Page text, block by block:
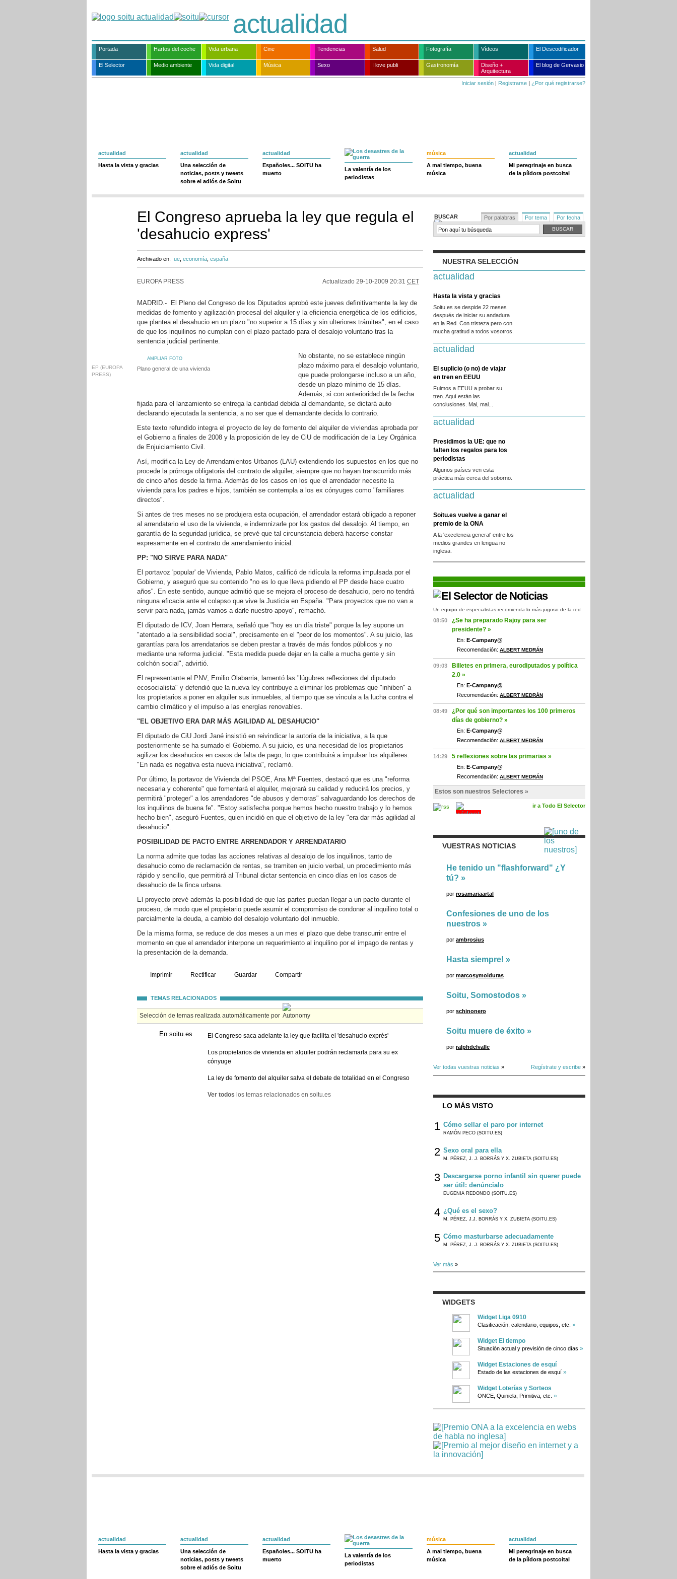
actualidad
Portada Hartos del coche Vida urbana Cine Tendencias Salud Fotografía Vídeos El Descodificador
El Selector Medio ambiente Vida digital Música Sexo I love publi Gastronomía
Diseño +
Arquitectura
El blog de Gervasio
Iniciar sesión | Registrarse | ¿Por qué registrarse?
actualidad
Hasta la vista y gracias
actualidad
Una selección de
noticias, posts y tweets
sobre el adiós de Soitu
actualidad
Españoles... SOITU ha
muerto
La valentía de los
periodistas
música
A mal tiempo, buena
música
actualidad
Mi peregrinaje en busca
de la píldora postcoital
El Congreso aprueba la ley que regula el
'desahucio express'
Archivado en: ue economía españa
EUROPA PRESS Actualizado 29-10-2009 20:31 CET
MADRID.- El Pleno del Congreso de los Diputados aprobó este jueves definitivamente la ley de
medidas de fomento y agilización procesal del alquiler y la eficiencia energética de los edificios,
que plantea el desahucio en un plazo "no superior a 15 días y sin ulteriores trámites", en el caso
de que los inquilinos no cumplan con el plazo pactado para el desalojo voluntario tras la
sentencia judicial pertinente.
AMPLIAR FOTO
EP (EUROPA
PRESS)
Plano general de una vivienda
No obstante, no se establece ningún
plazo máximo para el desalojo voluntario,
que puede prolongarse incluso a un año,
desde un plazo mínimo de 15 días.
Además, si con anterioridad de la fecha
fijada para el lanzamiento se entrega la cantidad debida al demandante, se dictará auto
declarando ejecutada la sentencia, a no ser que el demandante decida lo contrario.
Este texto refundido integra el proyecto de ley de fomento del alquiler de viviendas aprobada por
el Gobierno a finales de 2008 y la proposición de ley de CiU de modificación de la Ley Orgánica
de Enjuiciamiento Civil.
Así, modifica la Ley de Arrendamientos Urbanos (LAU) extendiendo los supuestos en los que no
procede la prórroga obligatoria del contrato de alquiler, siempre que no hayan transcurrido más
de cinco años desde la firma. Además de los casos en los que el arrendador necesite la
vivienda para los padres e hijos, también se contempla a los ex cónyuges como "familiares
directos".
Si antes de tres meses no se produjera esta ocupación, el arrendador estará obligado a reponer
al arrendatario el uso de la vivienda, e indemnizarle por los gastos del desalojo. Al tiempo, en
garantía de la seguridad jurídica, se prevé que tal circunstancia deberá hacerse constar
expresamente en el contrato de arrendamiento inicial.
PP: "NO SIRVE PARA NADA"
El portavoz 'popular' de Vivienda, Pablo Matos, calificó de ridícula la reforma impulsada por el
Gobierno, y aseguró que su contenido "no es lo que lleva pidiendo el PP desde hace cuatro
años". En este sentido, aunque admitió que se mejora el proceso de desahucio, pero no tendrá
ninguna eficacia ante el colapso que vive la Justicia en España. "Para proyectos que no van a
servir para nada, jamás vamos a darle nuestro apoyo", remachó.
El diputado de ICV, Joan Herrara, señaló que "hoy es un día triste" porque la ley supone un
"atentado a la sensibilidad social", precisamente en el "peor de los momentos". A su juicio, las
garantías para los arrendatarios se deben prestar a través de más fondos públicos y no
mediante una reforma judicial. "Esta medida puede dejar en la calle a mucha gente y sin
colchón social", advirtió.
El representante el PNV, Emilio Olabarria, lamentó las "lúgubres reflexiones del diputado
ecosocialista" y defendió que la nueva ley contribuye a eliminar los problemas que "inhiben" a
los propietarios a poner en alquiler sus inmuebles, al tiempo que se vincula a la lucha contra el
cambio climático y el impulso a las energías renovables.
"EL OBJETIVO ERA DAR MÁS AGILIDAD AL DESAHUCIO"
El diputado de CiU Jordi Jané insistió en reivindicar la autoría de la iniciativa, a la que
posteriormente se ha sumado el Gobierno. A su juicio, es una necesidad de los propietarios
agilizar los desahucios en casos de falta de pago, lo que contribuirá a impulsar los alquileres.
"En nada es negativa esta nueva iniciativa", reclamó.
Por último, la portavoz de Vivienda del PSOE, Ana Mª Fuentes, destacó que es una "reforma
necesaria y coherente" que fomentará el alquiler, mejorará su calidad y reducirá los precios, y
permitirá "proteger" a los arrendadores "de abusos y demoras" salvaguardando los derechos de
los inquilinos de buena fe". "Estoy satisfecha porque hemos hecho nuestro trabajo y lo hemos
hecho bien", aseguró Fuentes, quien incidió en que el objetivo de la ley "era dar más agilidad al
desahucio".
POSIBILIDAD DE PACTO ENTRE ARRENDADOR Y ARRENDATARIO
La norma admite que todas las acciones relativas al desalojo de los inquilinos, tanto de
desahucio como de reclamación de rentas, se tramiten en juicio verbal, un procedimiento más
rápido y sencillo, que permitirá al Tribunal dictar sentencia en cinco días en los casos de
desahucio de la finca urbana.
El proyecto prevé además la posibilidad de que las partes puedan llegar a un pacto durante el
proceso, de modo que el propietario puede asumir el compromiso de condonar al inquilino total o
parcialmente la deuda, a cambio del desalojo voluntario del inmueble.
De la misma forma, se reduce de dos meses a un mes el plazo que debe transcurrir entre el
momento en que el arrendador interpone un requerimiento al inquilino por el impago de rentas y
la presentación de la demanda.
Imprimir Rectificar Guardar Compartir
TEMAS RELACIONADOS
Selección de temas realizada automáticamente por
En soitu.es El Congreso saca adelante la ley que facilita el 'desahucio exprés'
Los propietarios de vivienda en alquiler podrán reclamarla para su ex
cónyuge
La ley de fomento del alquiler salva el debate de totalidad en el Congreso
Ver todos los temas relacionados en soitu.es
BUSCAR Por palabras Por tema Por fecha
NUESTRA SELECCIÓN
actualidad
Hasta la vista y gracias
Soitu.es se despide 22 meses
después de iniciar su andadura
en la Red. Con tristeza pero con
mucha gratitud a todos vosotros.
actualidad
El suplicio (o no) de viajar
en tren en EEUU
Fuimos a EEUU a probar su
tren. Aquí están las
conclusiones. Mal, mal...
actualidad
Presidimos la UE: que no
falten los regalos para los
periodistas
Algunos países ven esta
práctica más cerca del soborno.
actualidad
Soitu.es vuelve a ganar el
premio de la ONA
A la 'excelencia general' entre los
medios grandes en lengua no
inglesa.
Un equipo de especialistas recomienda lo más jugoso de la red
08:50
¿Se ha preparado Rajoy para ser
presidente? »
En: E-Campany@
Recomendación: ALBERT MEDRÁN
09:03
Billetes en primera, eurodiputados y política
2.0 »
En: E-Campany@
Recomendación: ALBERT MEDRÁN
08:49
¿Por qué son importantes los 100 primeros
días de gobierno? »
En: E-Campany@
Recomendación: ALBERT MEDRÁN
14:29 5 reflexiones sobre las primarias »
En: E-Campany@
Recomendación: ALBERT MEDRÁN
Estos son nuestros Selectores »
ir a Todo El Selector
VUESTRAS NOTICIAS
He tenido un "flashforward" ¿Y
tú? »
por rosamariaartal
Confesiones de uno de los
nuestros »
por ambrosius
Hasta siempre! »
por marcosymolduras
Soitu, Somostodos »
por schinonero
Soitu muere de éxito »
por ralphdelvalle
Ver todas vuestras noticias » Regístrate y escribe »
LO MÁS VISTO
1 Cómo sellar el paro por internet
RAMÓN PECO (SOITU.ES)
2 Sexo oral para ella
M. PÉREZ, J. J. BORRÁS Y X. ZUBIETA (SOITU.ES)
3 Descargarse porno infantil sin querer puede
ser útil: denúncialo
EUGENIA REDONDO (SOITU.ES)
4 ¿Qué es el sexo?
M. PÉREZ, J.J. BORRÁS Y X. ZUBIETA (SOITU.ES)
5 Cómo masturbarse adecuadamente
M. PÉREZ, J. J. BORRÁS Y X. ZUBIETA (SOITU.ES)
Ver más »
WIDGETS
Widget Liga 0910
Clasificación, calendario, equipos, etc. »
Widget El tiempo
Situación actual y previsión de cinco días »
Widget Estaciones de esquí
Estado de las estaciones de esquí »
Widget Loterías y Sorteos
ONCE, Quiniela, Primitiva, etc. »
actualidad
Hasta la vista y gracias
actualidad
Una selección de
noticias, posts y tweets
sobre el adiós de Soitu
actualidad
Españoles... SOITU ha
muerto
La valentía de los
periodistas
música
A mal tiempo, buena
música
actualidad
Mi peregrinaje en busca
de la píldora postcoital